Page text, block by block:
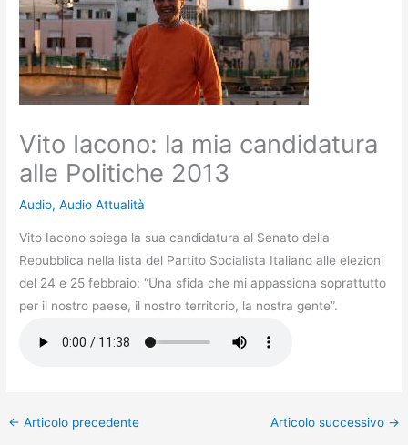
Vito Iacono: la mia candidatura
alle Politiche 2013
Audio,Audio Attualità
Vito Iacono spiega la sua candidatura al Senato della
Repubblica nella lista del Partito Socialista Italiano alle elezioni
del 24 e 25 febbraio: “Una sfida che mi appassiona soprattutto
per il nostro paese, il nostro territorio, la nostra gente”.
← Articolo precedente Articolo successivo →